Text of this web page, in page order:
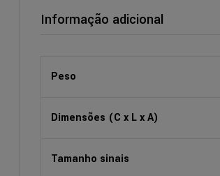
Informação adicional
Peso
Dimensões (C x L x A)
Tamanho sinais